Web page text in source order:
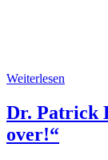
Weiterlesen
Dr. Patrick
over!“